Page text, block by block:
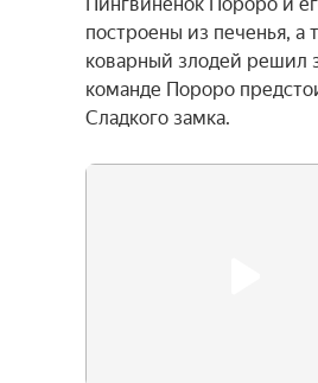
построены из печенья, а
коварный злодей решил
команде Пороро
Сладкого замка.